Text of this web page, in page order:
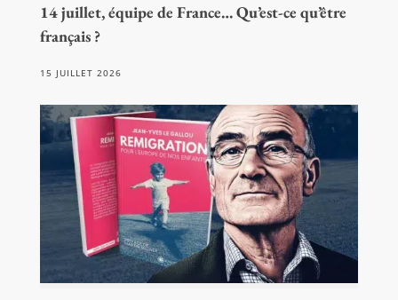
14 juillet, équipe de France… Qu’est-ce qu’être
français ?
15 JUILLET 2026